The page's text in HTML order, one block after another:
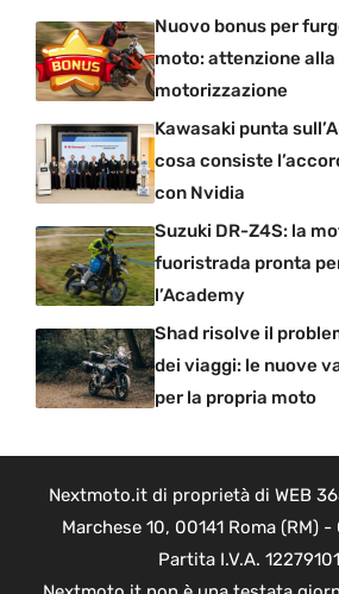
Nuovo bonus per
moto: attenzione alla
motorizzazione
Kawasaki punta
cosa consiste
con Nvidia
Suzuki DR-Z4S: la
fuoristrada pronta
l’Academy
Shad risolve il
dei viaggi: le nuove
per la propria moto
Nextmoto.it di proprietà di WEB
Marchese 10, 00141 Roma (RM)
Partita I.V.A.